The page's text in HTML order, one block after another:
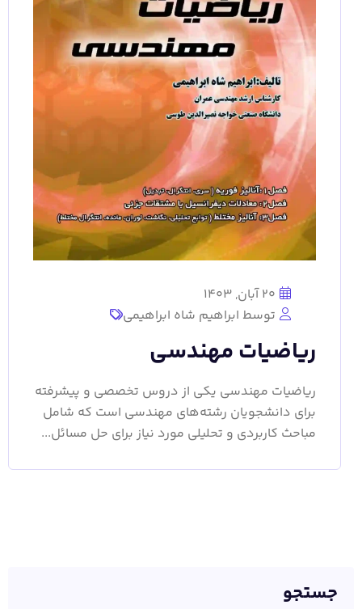
20 آبان, 1403
توسط ابراهیم شاه ابراهیمی
ریاضیات مهندسی
ریاضیات مهندسی یکی از دروس تخصصی و پیشرفته
برای دانشجویان رشته‌های مهندسی است که شامل
مباحث کاربردی و تحلیلی مورد نیاز برای حل مسائل...
جستجو